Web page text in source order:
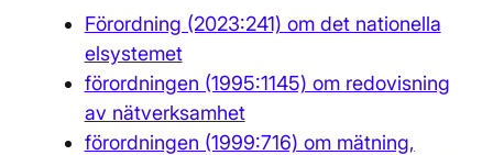
Förordning (2023:241) om det nationella
elsystemet
förordningen (1995:1145) om redovisning
av nätverksamhet
förordningen (1999:716) om mätning,